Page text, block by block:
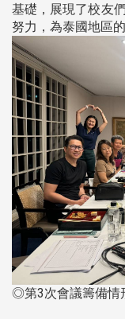
基礎，展現了校友
努力，為泰國地區
◎第3次會議籌備情